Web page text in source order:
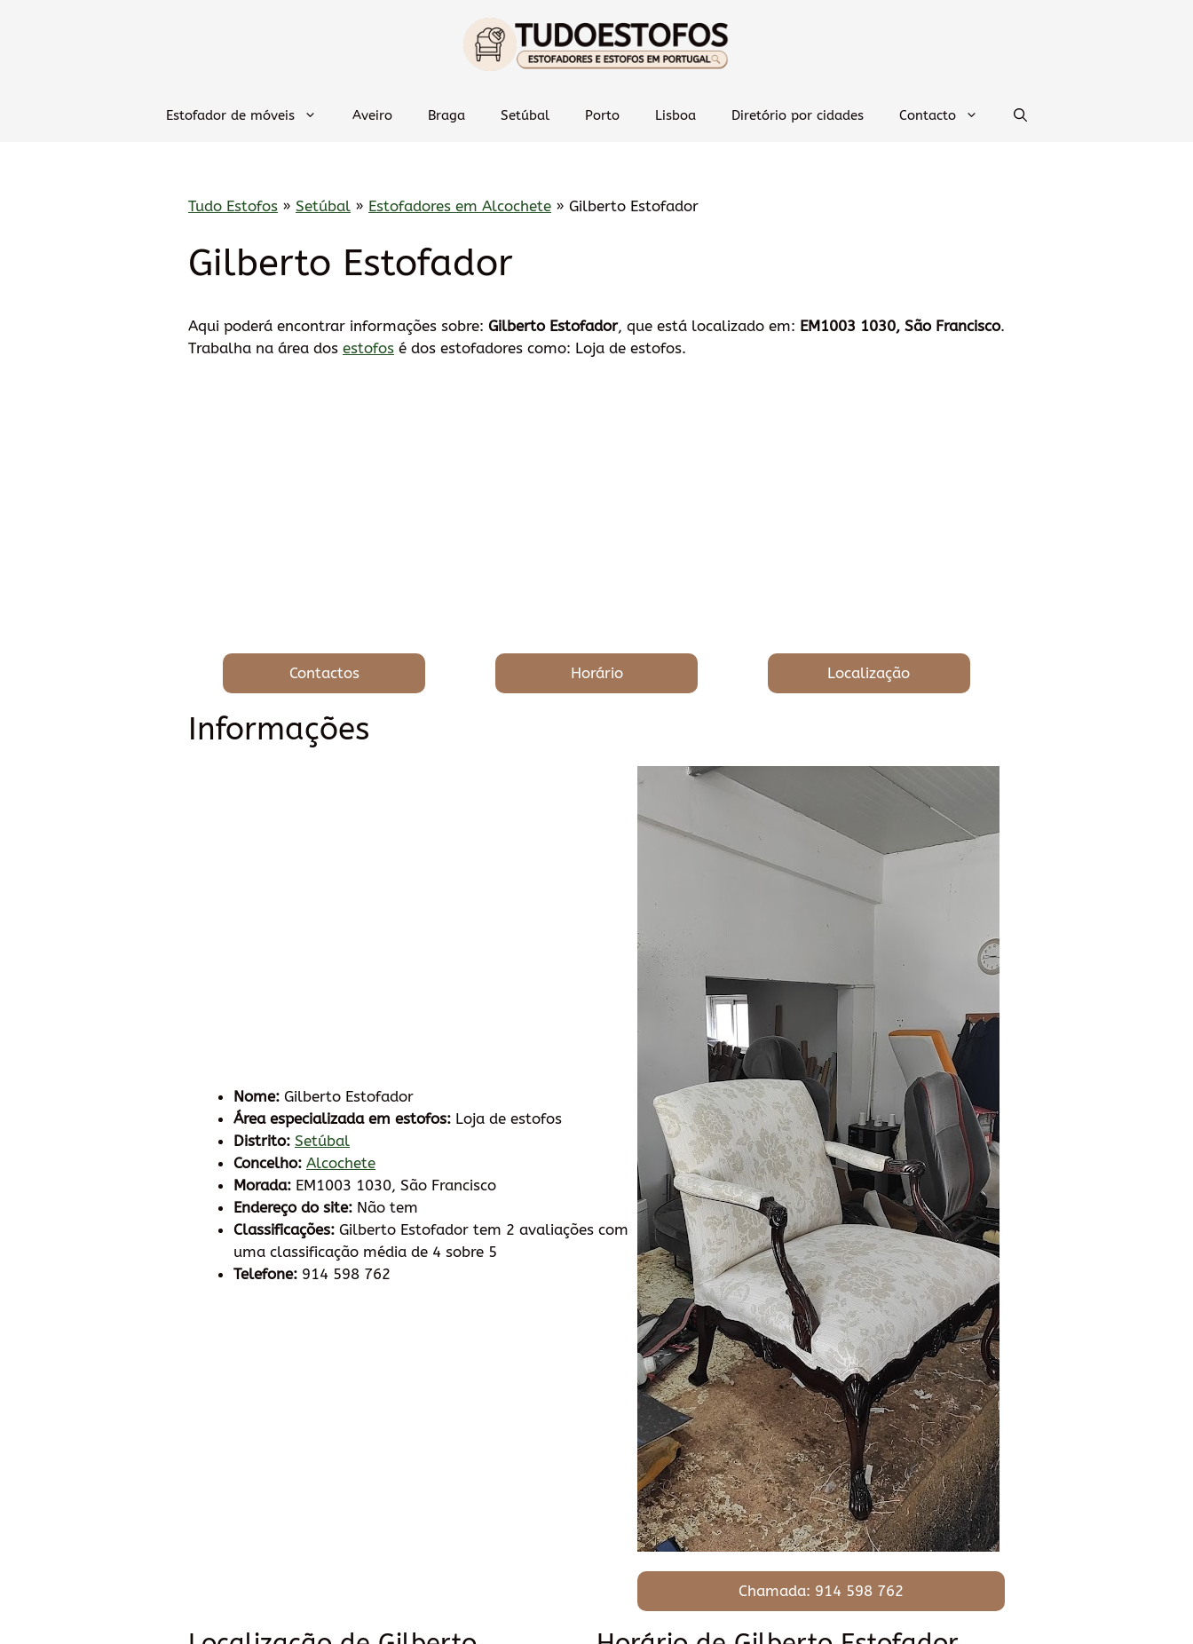
Estofador de móveis Aveiro Braga Setúbal Porto Lisboa Diretório por cidades Contacto
Tudo Estofos » Setúbal » Estofadores em Alcochete » Gilberto Estofador
Gilberto Estofador
Aqui poderá encontrar informações sobre: Gilberto Estofador, que está localizado em: EM1003 1030, São Francisco.
Trabalha na área dos estofos é dos estofadores como: Loja de estofos.
Contactos Horário Localização
Informações
Nome: Gilberto Estofador
Área especializada em estofos: Loja de estofos
Distrito: Setúbal
Concelho: Alcochete
Morada: EM1003 1030, São Francisco
Endereço do site: Não tem
Classificações: Gilberto Estofador tem 2 avaliações com
uma classificação média de 4 sobre 5
Telefone: 914 598 762
Chamada: 914 598 762